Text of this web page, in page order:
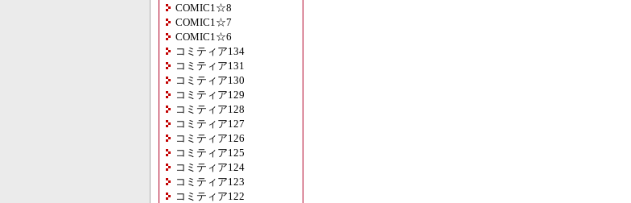
COMIC1☆8
COMIC1☆7
COMIC1☆6
コミティア134
コミティア131
コミティア130
コミティア129
コミティア128
コミティア127
コミティア126
コミティア125
コミティア124
コミティア123
コミティア122